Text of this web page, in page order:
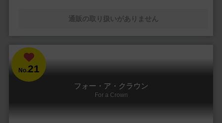
通販の取り扱いがありません
No.21
フォー・ア・クラウン
For a Crown